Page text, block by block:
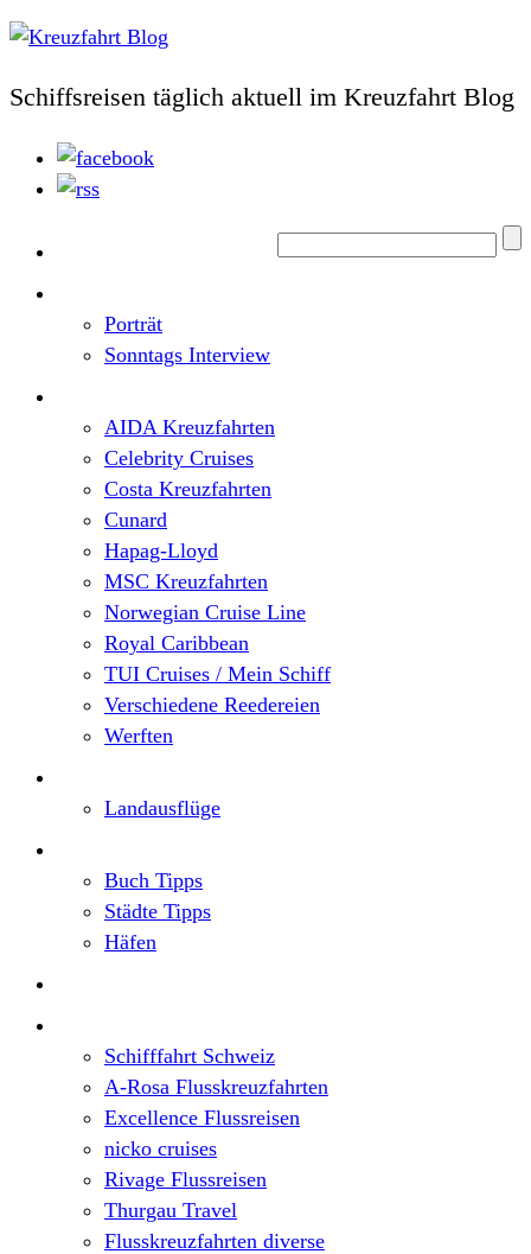
Schiffsreisen täglich aktuell im Kreuzfahrt Blog
Porträt
Sonntags Interview
AIDA Kreuzfahrten
Celebrity Cruises
Costa Kreuzfahrten
Cunard
Hapag-Lloyd
MSC Kreuzfahrten
Norwegian Cruise Line
Royal Caribbean
TUI Cruises / Mein Schiff
Verschiedene Reedereien
Werften
Landausflüge
Buch Tipps
Städte Tipps
Häfen
Schifffahrt Schweiz
A-Rosa Flusskreuzfahrten
Excellence Flussreisen
nicko cruises
Rivage Flussreisen
Thurgau Travel
Flusskreuzfahrten diverse